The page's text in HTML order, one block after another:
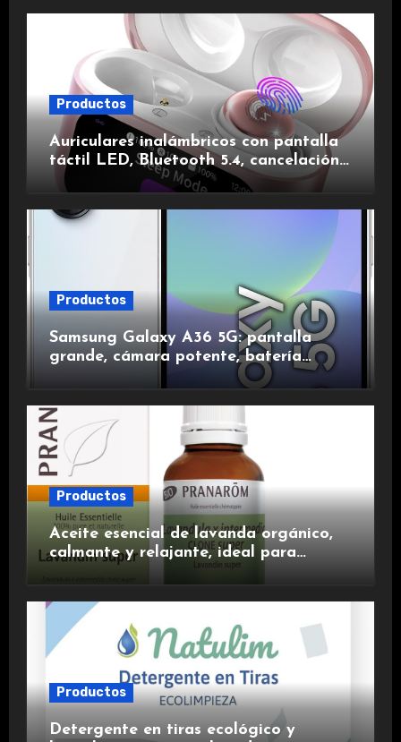
Productos
Auriculares inalámbricos con pantalla
táctil LED, Bluetooth 5.4, cancelación
de ruido, impermeables y de larga
duración.
Productos
Samsung Galaxy A36 5G: pantalla
grande, cámara potente, batería
duradera y carga rápida para una
experiencia premium.
Productos
Aceite esencial de lavanda orgánico,
calmante y relajante, ideal para
Productos
Detergente en tiras ecológico y